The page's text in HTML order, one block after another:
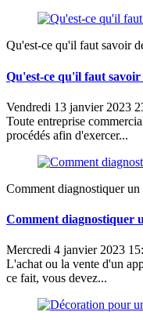
Qu'est-ce qu'il faut savoir
Qu'est-ce qu'il faut
Vendredi 13 janvier 2023
Toute entreprise
procédés afin d'exercer...
Comment diagnostiquer
Comment diagnostiquer
Mercredi 4 janvier 2023
L'achat ou la vente d'un
ce fait, vous devez...